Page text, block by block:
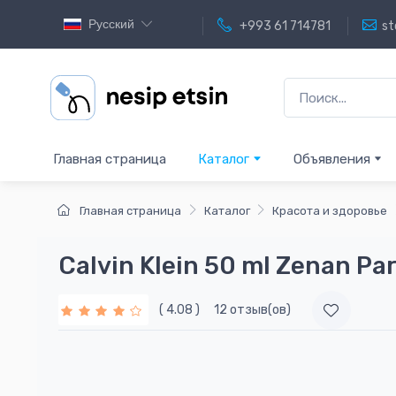
Русский +993 61 714781
Главная страница Каталог Объявления
Главная страница Каталог Красота и здоровье
Calvin Klein 50 ml Zenan
( 4.08 ) 12 отзыв(ов)